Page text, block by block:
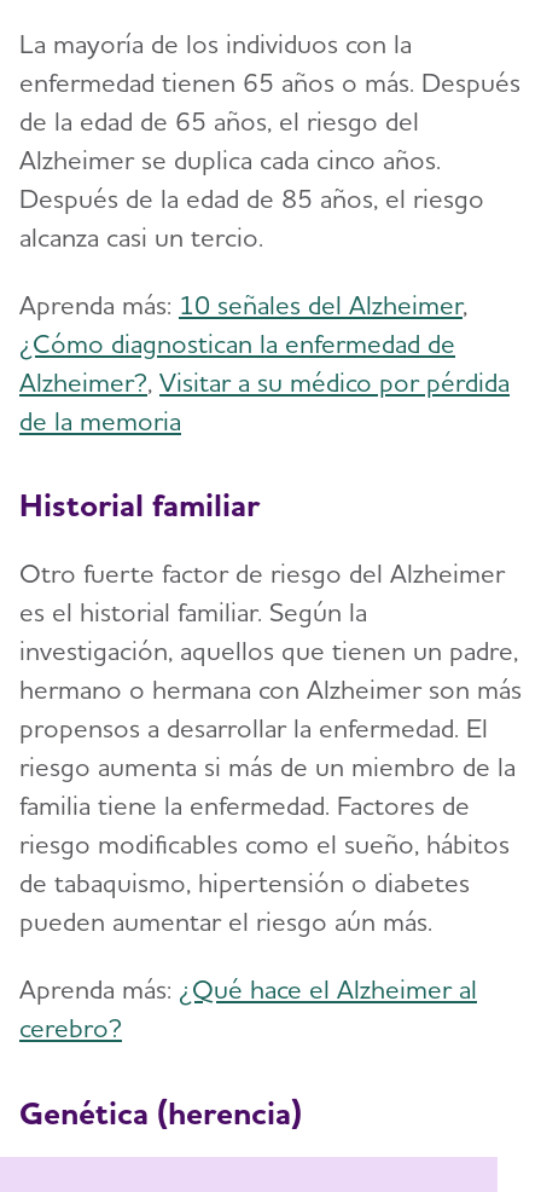
La mayoría de los individuos con la
enfermedad tienen 65 años o más. Después
de la edad de 65 años, el riesgo del
Alzheimer se duplica cada cinco años.
Después de la edad de 85 años, el riesgo
alcanza casi un tercio.
Aprenda más: 10 señales del Alzheimer,
¿Cómo diagnostican la enfermedad de
Alzheimer?, Visitar a su médico por pérdida
de la memoria
Historial familiar
Otro fuerte factor de riesgo del Alzheimer
es el historial familiar. Según la
investigación, aquellos que tienen un padre,
hermano o hermana con Alzheimer son más
propensos a desarrollar la enfermedad. El
riesgo aumenta si más de un miembro de la
familia tiene la enfermedad. Factores de
riesgo modificables como el sueño, hábitos
de tabaquismo, hipertensión o diabetes
pueden aumentar el riesgo aún más.
Aprenda más: ¿Qué hace el Alzheimer al
cerebro?
Genética (herencia)